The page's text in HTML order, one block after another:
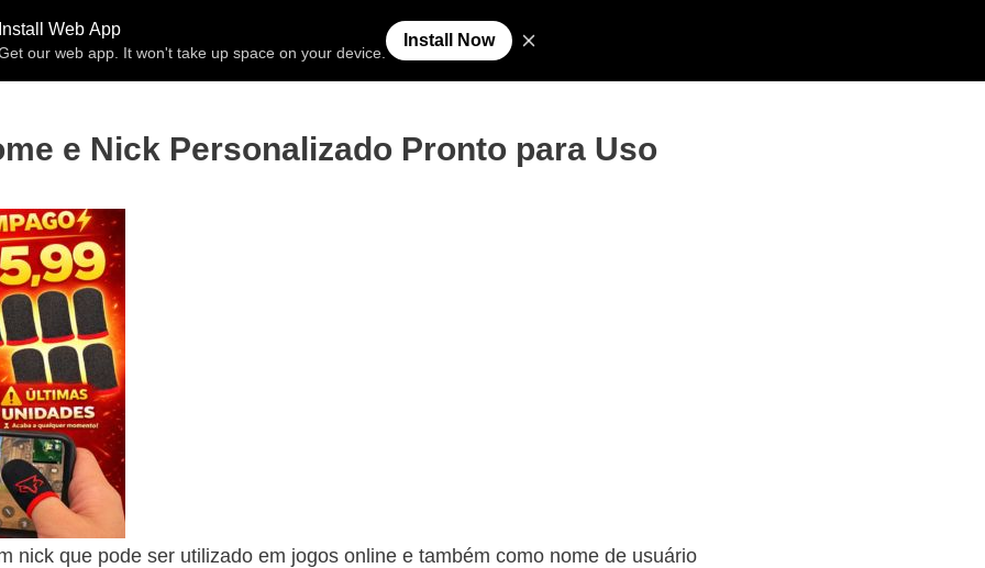
Free Fire Espaço Invisível Símbolos para Nick
e Nick Personalizado Pronto para Uso
nick que pode ser utilizado em jogos online e também como nome de usuário